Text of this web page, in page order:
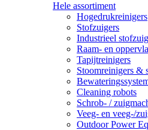
Hele assortiment
Hogedrukreinigers
Stofzuigers
Industrieel
Raam- en
Tapijtreinigers
Stoomreinigers &
Cleaning robots
Schrob- /
Veeg- en veeg-/
Outdoor Power